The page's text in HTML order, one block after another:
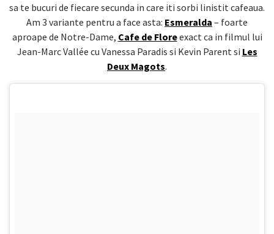
sa te bucuri de fiecare secunda in care iti sorbi linistit cafeaua.
Am 3 variante pentru a face asta: Esmeralda – foarte
aproape de Notre-Dame, Cafe de Floreexact ca in filmul lui
Jean-Marc Vallée cu Vanessa Paradis si Kevin Parent si Les
Deux Magots.